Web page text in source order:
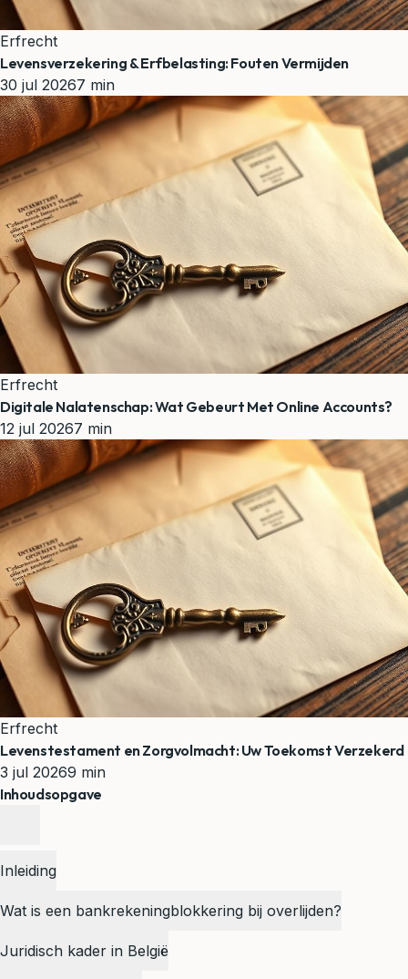
Erfrecht
Levensverzekering & Erfbelasting: Fouten Vermijden
30 jul 20267 min
Erfrecht
Digitale Nalatenschap: Wat Gebeurt Met Online Accounts?
12 jul 20267 min
Erfrecht
Levenstestament en Zorgvolmacht: Uw Toekomst Verzekerd
3 jul 20269 min
Inhoudsopgave
Inleiding
Wat is een bankrekeningblokkering bij overlijden?
Juridisch kader in België